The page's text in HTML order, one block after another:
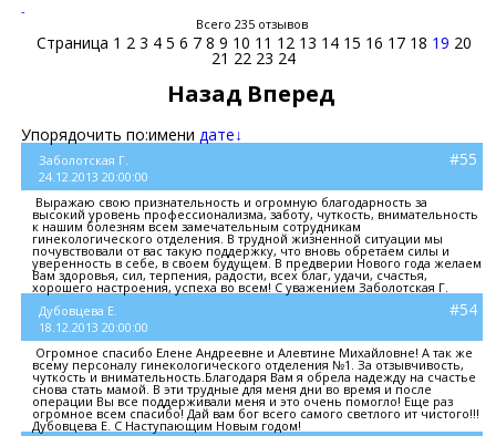
-
Всего 235 отзывов
Страница 1 2 3 4 5 6 7 8 9 10 11 12 13 14 15 16 17 18 19 20
21 22 23 24
Назад Вперед
Упорядочить по:имени дате↓
Заболотская Г.
24.12.2013 20:00:00
#55
Выражаю свою признательность и огромную благодарность за
высокий уровень профессионализма, заботу, чуткость, внимательность
к нашим болезням всем замечательным сотрудникам
гинекологического отделения. В трудной жизненной ситуации мы
почувствовали от вас такую поддержку, что вновь обретаем силы и
уверенность в себе, в своем будущем. В предверии Нового года желаем
Вам здоровья, сил, терпения, радости, всех благ, удачи, счастья,
хорошего настроения, успеха во всем! С уважением Заболотская Г.
Дубовцева Е.
18.12.2013 20:00:00
#54
Огромное спасибо Елене Андреевне и Алевтине Михайловне! А так же
всему персоналу гинекологического отделения №1. За отзывчивость,
чуткость и внимательность.Благодаря Вам я обрела надежду на счастье
снова стать мамой. В эти трудные для меня дни во время и после
операции Вы все поддерживали меня и это очень помогло! Еще раз
огромное всем спасибо! Дай вам бог всего самого светлого ит чистого!!!
Дубовцева Е. С Наступающим Новым годом!